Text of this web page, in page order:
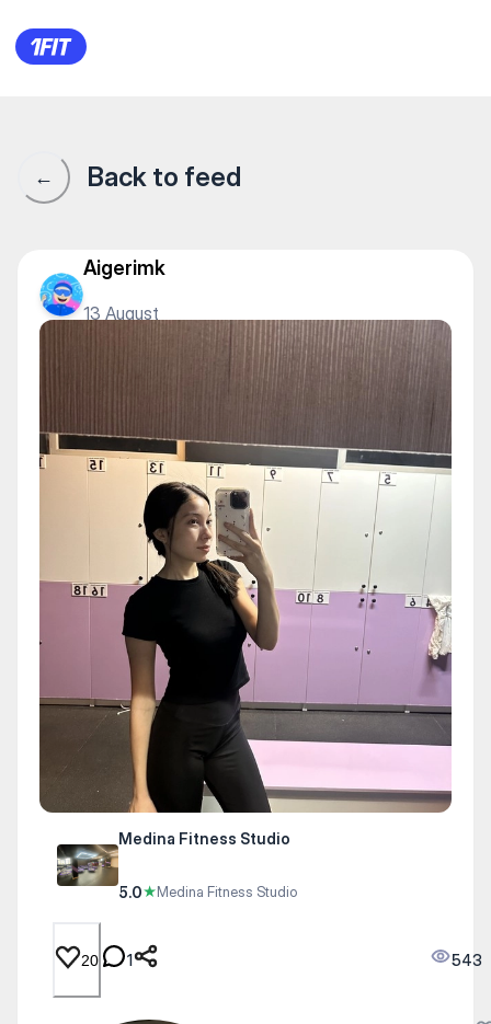
Medina Fitness Studio — Yoga
← Back to feed
Aigerimk
13 August
Medina Fitness Studio
5.0★Medina Fitness Studio
20 1 543